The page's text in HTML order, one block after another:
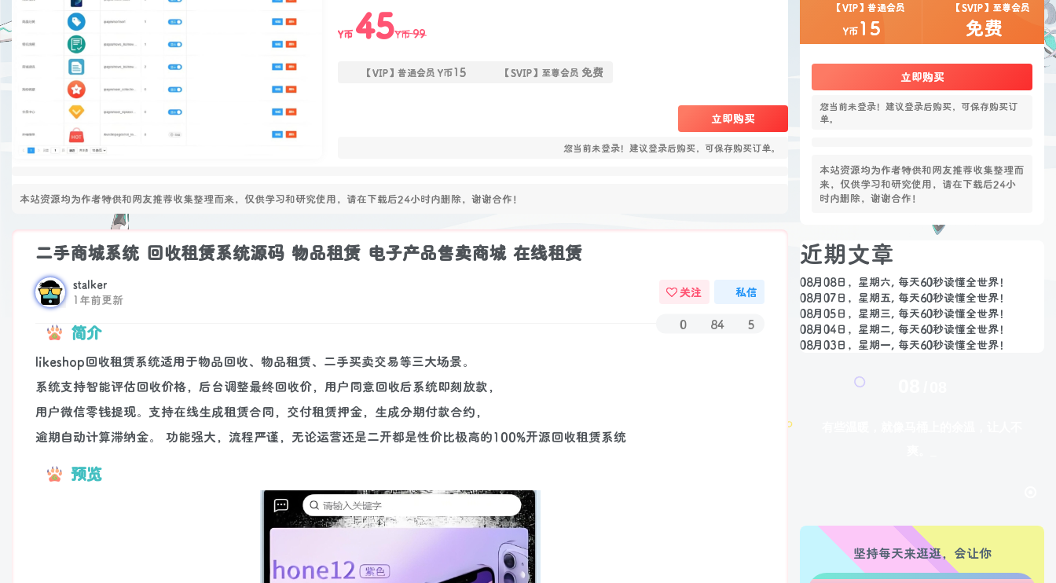
Y币 45Y币99
【VIP】普通会员 Y币15 【SVIP】至尊会员 免费
立即购买
您当前未登录！建议登录后购买，可保存购买订单。
本站资源均为作者特供和网友推荐收集整理而来，仅供学习和研究使用，请在下载后24小时内删除，谢谢合作！
二手商城系统 回收租赁系统源码 物品租赁 电子产品售卖商城 在线租赁
stalker
1年前更新
关注 私信
0 84 5
简介
likeshop回收租赁系统适用于物品回收、物品租赁、二手买卖交易等三大场景。
系统支持智能评估回收价格，后台调整最终回收价，用户同意回收后系统即刻放款，
用户微信零钱提现。支持在线生成租赁合同，交付租赁押金，生成分期付款合约，
逾期自动计算滞纳金。 功能强大，流程严谨，无论运营还是二开都是性价比极高的100%开源回收租赁系统
预览
【VIP】普通会员
Y币15
【SVIP】至尊会员
免费
立即购买
您当前未登录！建议登录后购买，可保存购买订
单。
本站资源均为作者特供和网友推荐收集整理而
来，仅供学习和研究使用，请在下载后24小
时内删除，谢谢合作！
近期文章
08月08日，星期六, 每天60秒读懂全世界！
08月07日，星期五, 每天60秒读懂全世界！
08月05日，星期三, 每天60秒读懂全世界！
08月04日，星期二, 每天60秒读懂全世界！
08月03日，星期一, 每天60秒读懂全世界！
坚持每天来逛逛，会让你
走路也有劲了！